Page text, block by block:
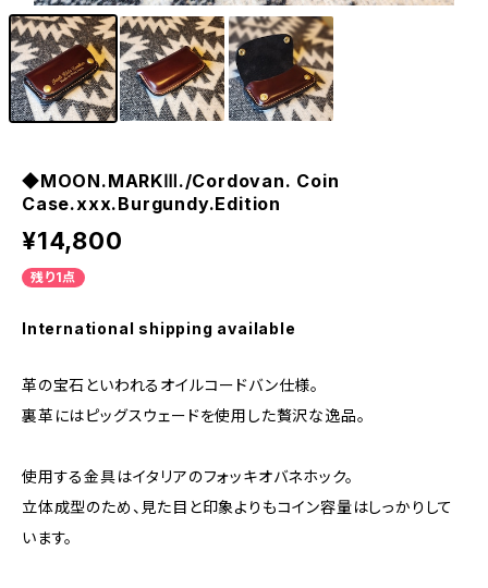
◆MOON.MARKⅢ./Cordovan. Coin
Case.xxx.Burgundy.Edition
¥14,800
残り1点
International shipping available
革の宝石といわれるオイルコードバン仕様。
裏革にはピッグスウェードを使用した贅沢な逸品。
使用する金具はイタリアのフォッキオバネホック。
立体成型のため、見た目と印象よりもコイン容量はしっかりして
います。